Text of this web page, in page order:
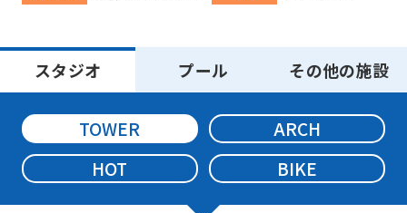
スタジオ プール その他の施設
TOWER
ARCH
HOT
BIKE
Sports
official
website
is
automatically
translated